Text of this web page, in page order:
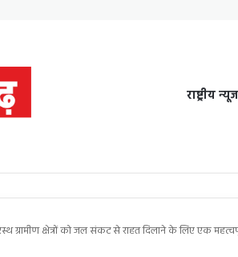
राष्ट्रीय न्यूज
ग्रामीण क्षेत्रों को जल संकट से राहत दिलाने के लिए एक